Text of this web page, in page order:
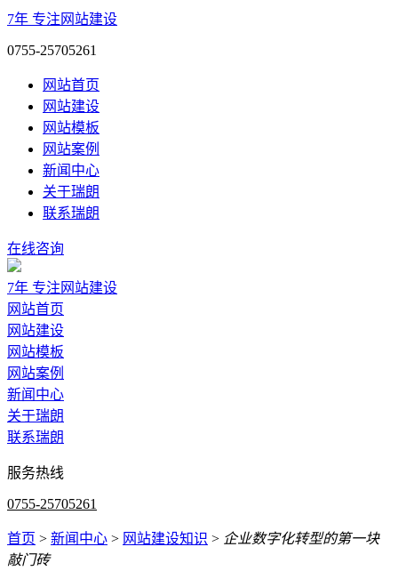
7年 专注网站建设
0755-25705261
网站首页
网站建设
网站模板
网站案例
新闻中心
关于瑞朗
联系瑞朗
在线咨询
7年 专注网站建设
网站首页
网站建设
网站模板
网站案例
新闻中心
关于瑞朗
联系瑞朗
服务热线
0755-25705261
首页 > 新闻中心 > 网站建设知识 > 企业数字化转型的第一块
敲门砖